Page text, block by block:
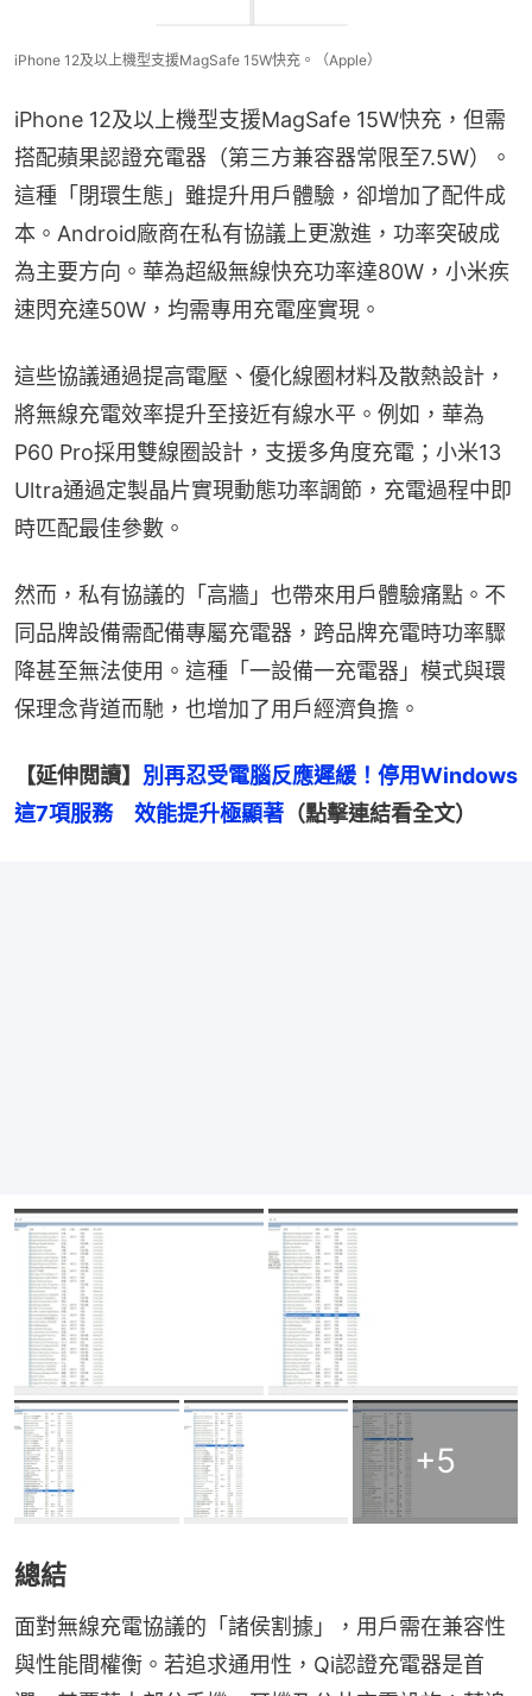
iPhone 12及以上機型支援MagSafe 15W快充。（Apple）
iPhone 12及以上機型支援MagSafe 15W快充，但需
搭配蘋果認證充電器（第三方兼容器常限至7.5W）。
這種「閉環生態」雖提升用戶體驗，卻增加了配件成
本。Android廠商在私有協議上更激進，功率突破成
為主要方向。華為超級無線快充功率達80W，小米疾
速閃充達50W，均需專用充電座實現。
這些協議通過提高電壓、優化線圈材料及散熱設計，
將無線充電效率提升至接近有線水平。例如，華為
P60 Pro採用雙線圈設計，支援多角度充電；小米13
Ultra通過定製晶片實現動態功率調節，充電過程中即
時匹配最佳參數。
然而，私有協議的「高牆」也帶來用戶體驗痛點。不
同品牌設備需配備專屬充電器，跨品牌充電時功率驟
降甚至無法使用。這種「一設備一充電器」模式與環
保理念背道而馳，也增加了用戶經濟負擔。
【延伸閲讀】 別再忍受電腦反應遲緩！停用Windows
這7項服務　效能提升極顯著 （點擊連結看全文）
+5
總結
面對無線充電協議的「諸侯割據」，用戶需在兼容性
與性能間權衡。若追求通用性，Qi認證充電器是首